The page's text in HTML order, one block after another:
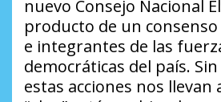
nuevo Consejo Nacional
producto de un consenso
e integrantes de las
democráticas del país.
estas acciones nos llevan